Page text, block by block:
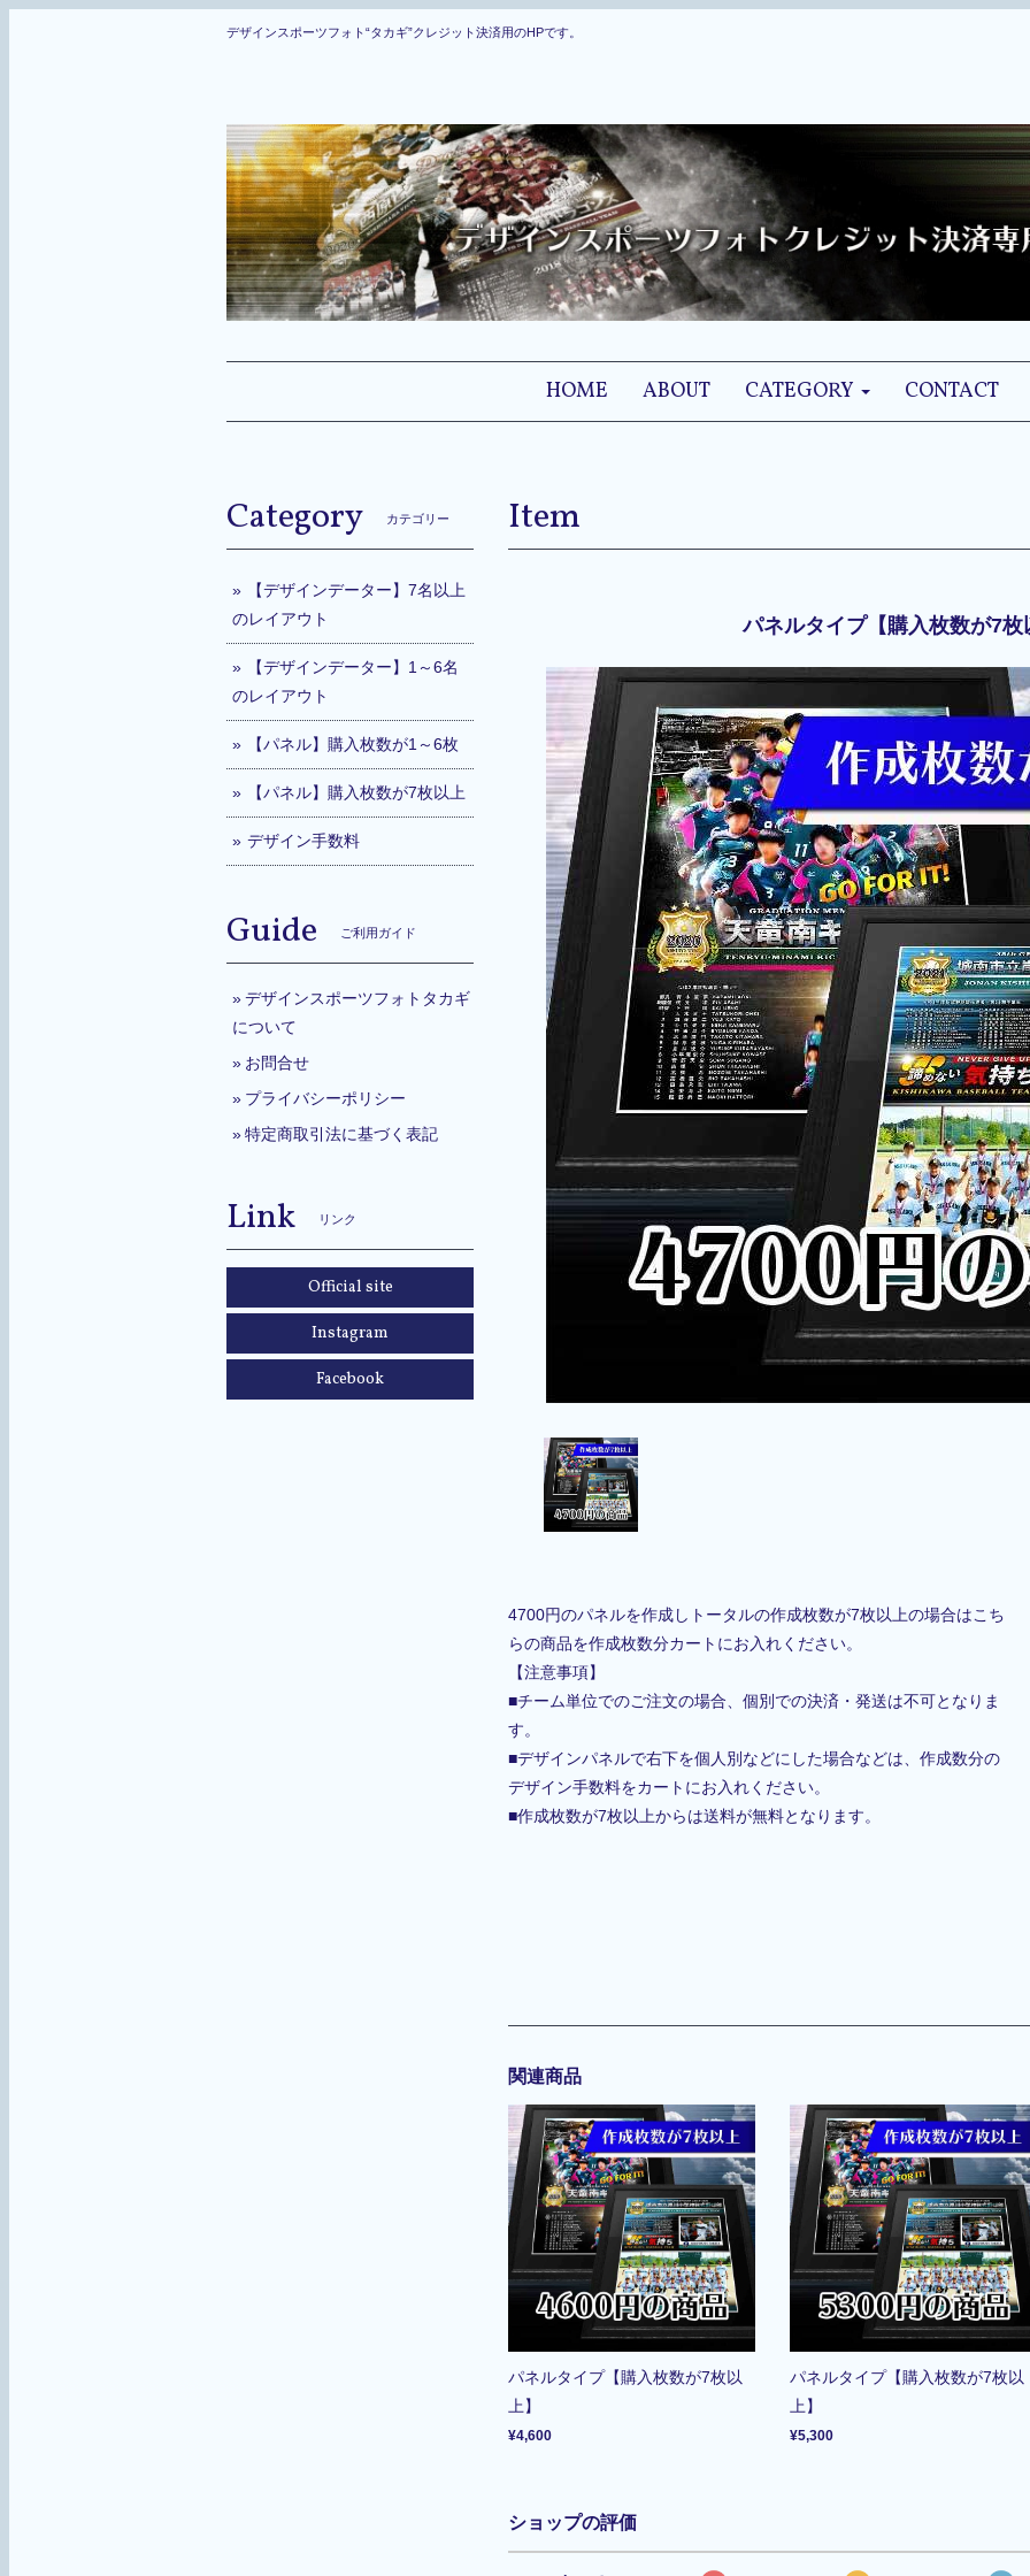
デザインスポーツフォト“タカギ”クレジット決済用のHPです。
HOME ABOUT CATEGORY CONTACT
Item
パネルタイプ【購入枚数が7枚
4700円のパネルを作成しトータルの作成枚数が7枚以上の場合はこち
らの商品を作成枚数分カートにお入れください。
【注意事項】
■チーム単位でのご注文の場合、個別での決済・発送は不可となりま
す。
■デザインパネルで右下を個人別などにした場合などは、作成数分の
デザイン手数料をカートにお入れください。
■作成枚数が7枚以上からは送料が無料となります。
関連商品
パネルタイプ【購入枚数が7枚以
上】
¥4,600
パネルタイプ【購入枚数が7枚以
上】
¥5,300
ショップの評価
Category カテゴリー
【デザインデーター】7名以上
のレイアウト
【デザインデーター】1～6名
のレイアウト
【パネル】購入枚数が1～6枚
【パネル】購入枚数が7枚以上
デザイン手数料
Guide ご利用ガイド
デザインスポーツフォトタカギ
について
お問合せ
プライバシーポリシー
特定商取引法に基づく表記
Link リンク
Official site
Instagram
Facebook